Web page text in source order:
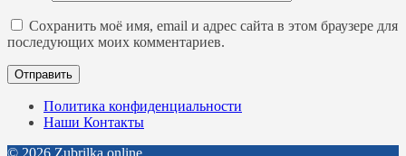
Сохранить моё имя, email и адрес сайта в этом браузере для
последующих моих комментариев.
Политика конфиденциальности
Наши Контакты
© 2026 Zubrilka.online